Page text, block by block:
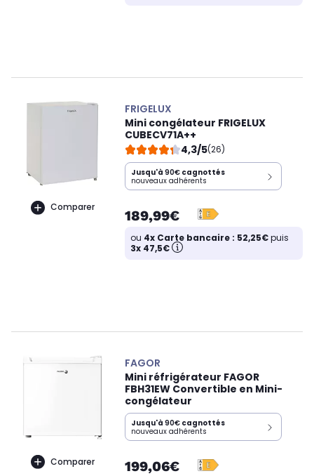
Comparer
FRIGELUX
Mini congélateur FRIGELUX
CUBECV71A++
4,3/5(26)
Jusqu'à 90€ cagnottés
nouveaux adhérents
189,99€
ou 4x Carte bancaire : 52,25€puis
3x 47,5€
Comparer
FAGOR
Mini réfrigérateur FAGOR
FBH31EW Convertible en Mini-
congélateur
Jusqu'à 90€ cagnottés
nouveaux adhérents
199,06€